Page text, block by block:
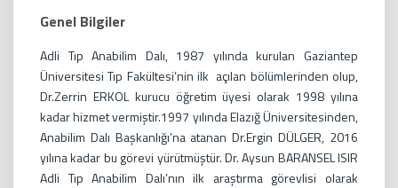
Genel Bilgiler
Adli Tıp Anabilim Dalı, 1987 yılında kurulan Gaziantep
Üniversitesi Tıp Fakültesi’nin ilk açılan bölümlerinden olup,
Dr.Zerrin ERKOL kurucu öğretim üyesi olarak 1998 yılına
kadar hizmet vermiştir.1997 yılında Elazığ Üniversitesinden,
Anabilim Dalı Başkanlığı’na atanan Dr.Ergin DÜLGER, 2016
yılına kadar bu görevi yürütmüştür. Dr. Aysun BARANSEL ISIR
Adli Tıp Anabilim Dalı’nın ilk araştırma görevlisi olarak